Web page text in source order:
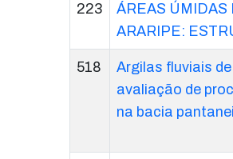
223
ÁREAS ÚMIDAS
ARARIPE:
518
Argilas fluviais
avaliação de
na bacia